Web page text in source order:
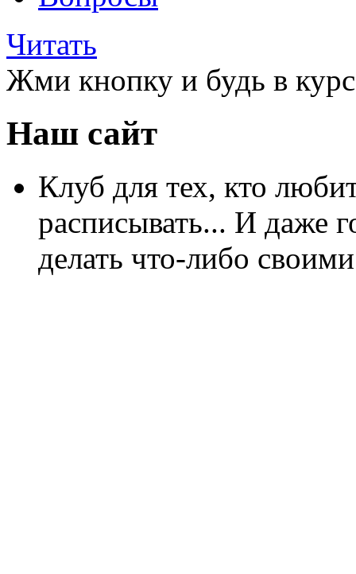
Читать
Жми кнопку и будь в
Наш сайт
Клуб для тех, кто
расписывать... И даже
делать что-либо